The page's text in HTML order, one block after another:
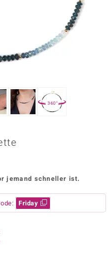
360°
jemand schneller ist.
Friday